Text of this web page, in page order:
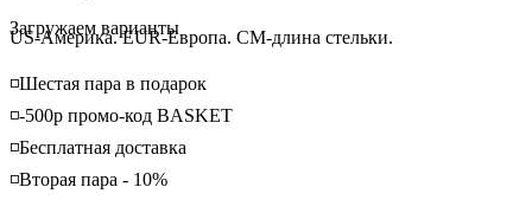
Loading...
Загружаем варианты
US-Америка. EUR-Европа. CM-длина стельки.
◽️Шестая пара в подарок
◽️-500р промо-код BASKET
◽️Бесплатная доставка
◽️Вторая пара - 10%